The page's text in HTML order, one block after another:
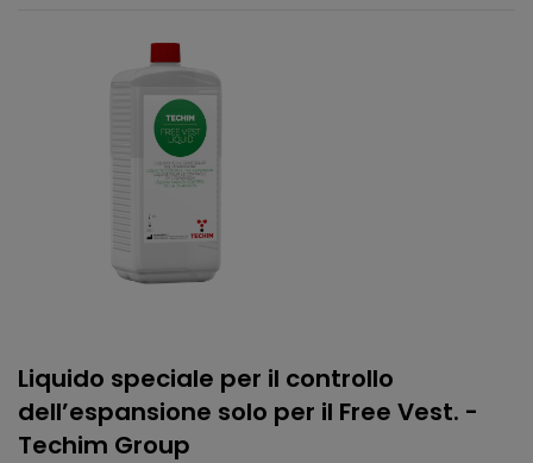
Liquido speciale per il controllo
dell’espansione solo per il Free Vest. -
Techim Group